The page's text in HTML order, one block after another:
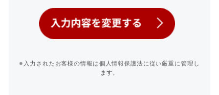
※入力されたお客様の情報は個人情報保護法に従い厳重に管理し
ます。